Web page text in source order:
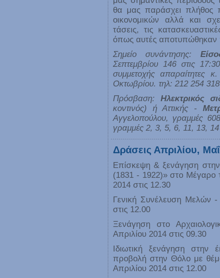
θα μας παράσχει πλήθος
οικονομικών αλλά και
τάσεις, τις
όπως αυτές αποτυπώθηκαν
Σημείο συνάντησης:
Σεπτεμβρίου 146 στις
συμμετοχής
Οκτωβρίου. τηλ: 212 254
Πρόσβαση: Ηλεκτρικός
κοντινός) ή Αττικής -
Αγγελοπούλου, γραμμές
γραμμές 2, 3, 5, 6, 11, 13, 14
Δράσεις Απριλίου,
Επίσκεψη & ξενάγηση
(1831 - 1922)» στο Μέγαρο
2014 στις 12.30
Γενική Συνέλευση Μελών -
στις 12.00
Ξενάγηση στο
Απριλίου 2014 στις 09.30
Ιδιωτική ξενάγηση στην
προβολή στην Θόλο με
Απριλίου 2014 στις 12.00